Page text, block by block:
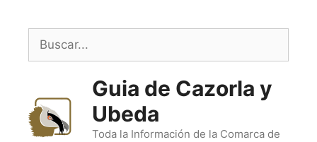
contenido
Buscar:
Guia de Cazorla y
Ubeda
Toda la Información de la Comarca de